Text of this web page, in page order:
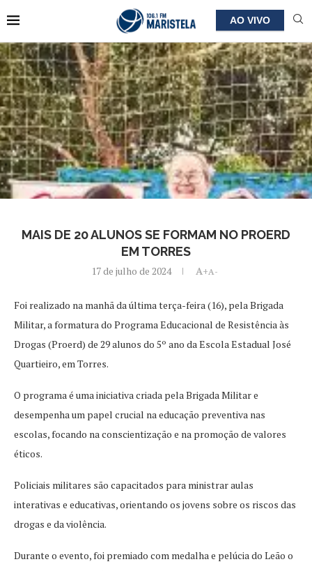
AO VIVO
MAIS DE 20 ALUNOS SE FORMAM NO PROERD
EM TORRES
17 de julho de 2024 A+A-
Foi realizado na manhã da última terça-feira (16), pela Brigada
Militar, a formatura do Programa Educacional de Resistência às
Drogas (Proerd) de 29 alunos do 5º ano da Escola Estadual José
Quartieiro, em Torres.
O programa é uma iniciativa criada pela Brigada Militar e
desempenha um papel crucial na educação preventiva nas
escolas, focando na conscientização e na promoção de valores
éticos.
Policiais militares são capacitados para ministrar aulas
interativas e educativas, orientando os jovens sobre os riscos das
drogas e da violência.
Durante o evento, foi premiado com medalha e pelúcia do Leão o